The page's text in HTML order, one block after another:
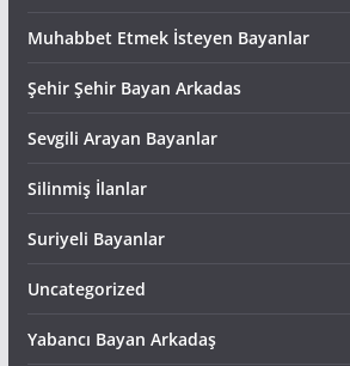
Muhabbet Etmek İsteyen Bayanlar
Şehir Şehir Bayan Arkadas
Sevgili Arayan Bayanlar
Silinmiş İlanlar
Suriyeli Bayanlar
Uncategorized
Yabancı Bayan Arkadaş